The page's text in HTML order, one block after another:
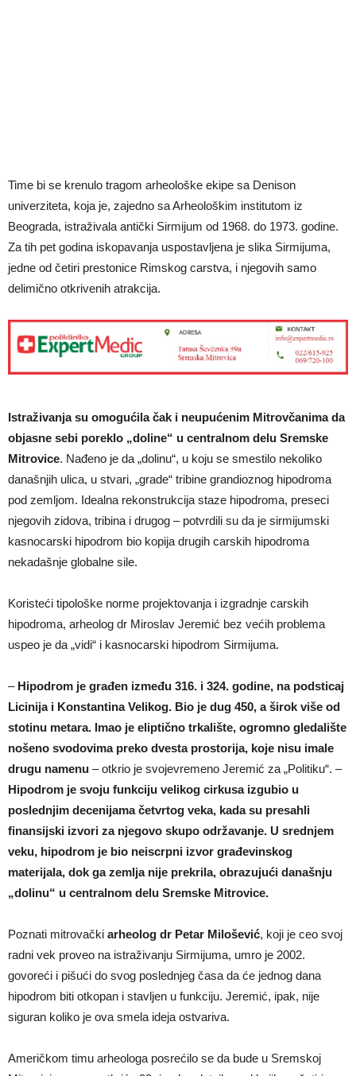
Time bi se krenulo tragom arheološke ekipe sa Denison
univerziteta, koja je, zajedno sa Arheološkim institutom iz
Beograda, istraživala antički Sirmijum od 1968. do 1973. godine.
Za tih pet godina iskopavanja uspostavljena je slika Sirmijuma,
jedne od četiri prestonice Rimskog carstva, i njegovih samo
delimično otkrivenih atrakcija.
Istraživanja su omogućila čak i neupućenim Mitrovčanima da
objasne sebi poreklo „doline“ u centralnom delu Sremske
Mitrovice. Nađeno je da „dolinu“, u koju se smestilo nekoliko
današnjih ulica, u stvari, „grade“ tribine grandioznog hipodroma
pod zemljom. Idealna rekonstrukcija staze hipodroma, preseci
njegovih zidova, tribina i drugog – potvrdili su da je sirmijumski
kasnocarski hipodrom bio kopija drugih carskih hipodroma
nekadašnje globalne sile.
Koristeći tipološke norme projektovanja i izgradnje carskih
hipodroma, arheolog dr Miroslav Jeremić bez većih problema
uspeo je da „vidi“ i kasnocarski hipodrom Sirmijuma.
– Hipodrom je građen između 316. i 324. godine, na podsticaj
Licinija i Konstantina Velikog. Bio je dug 450, a širok više od
stotinu metara. Imao je eliptično trkalište, ogromno gledalište
nošeno svodovima preko dvesta prostorija, koje nisu imale
drugu namenu – otkrio je svojevremeno Jeremić za „Politiku“. –
Hipodrom je svoju funkciju velikog cirkusa izgubio u
poslednjim decenijama četvrtog veka, kada su presahli
finansijski izvori za njegovo skupo održavanje. U srednjem
veku, hipodrom je bio neiscrpni izvor građevinskog
materijala, dok ga zemlja nije prekrila, obrazujući današnju
„dolinu“ u centralnom delu Sremske Mitrovice.
Poznati mitrovački arheolog dr Petar Milošević, koji je ceo svoj
radni vek proveo na istraživanju Sirmijuma, umro je 2002.
govoreći i pišući do svog poslednjeg časa da će jednog dana
hipodrom biti otkopan i stavljen u funkciju. Jeremić, ipak, nije
siguran koliko je ova smela ideja ostvariva.
Američkom timu arheologa posrećilo se da bude u Sremskoj